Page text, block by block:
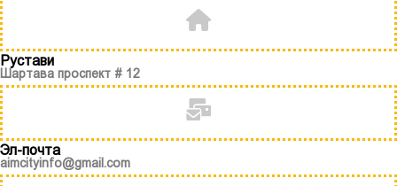
Рустави
Шартава проспект # 12
Эл-почта
aimcityinfo@gmail.com